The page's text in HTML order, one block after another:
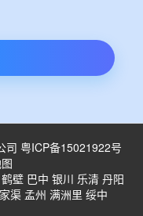
司 粤ICP备15021922号
鹤壁 巴中 银川 乐清 丹阳
渠 孟州 满洲里 绥中